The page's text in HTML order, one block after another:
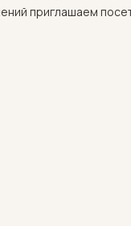
приглашаем